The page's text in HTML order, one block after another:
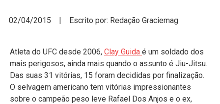
02/04/2015 | Escrito por: Redação Graciemag
Atleta do UFC desde 2006, Clay Guida é um soldado dos
mais perigosos, ainda mais quando o assunto é Jiu-Jitsu.
Das suas 31 vitórias, 15 foram decididas por finalização.
O selvagem americano tem vitórias impressionantes
sobre o campeão peso leve Rafael Dos Anjos e o ex,